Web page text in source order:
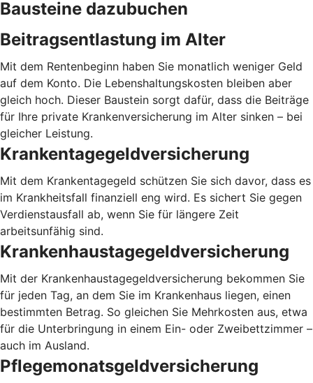
Bausteine dazubuchen
Beitragsentlastung im Alter
Mit dem Rentenbeginn haben Sie monatlich weniger Geld
auf dem Konto. Die Lebenshaltungskosten bleiben aber
gleich hoch. Dieser Baustein sorgt dafür, dass die Beiträge
für Ihre private Krankenversicherung im Alter sinken – bei
gleicher Leistung.
Krankentagegeldversicherung
Mit dem Krankentagegeld schützen Sie sich davor, dass es
im Krankheitsfall finanziell eng wird. Es sichert Sie gegen
Verdienstausfall ab, wenn Sie für längere Zeit
arbeitsunfähig sind.
Krankenhaustagegeldversicherung
Mit der Krankenhaustagegeldversicherung bekommen Sie
für jeden Tag, an dem Sie im Krankenhaus liegen, einen
bestimmten Betrag. So gleichen Sie Mehrkosten aus, etwa
für die Unterbringung in einem Ein- oder Zweibettzimmer –
auch im Ausland.
Pflegemonatsgeldversicherung